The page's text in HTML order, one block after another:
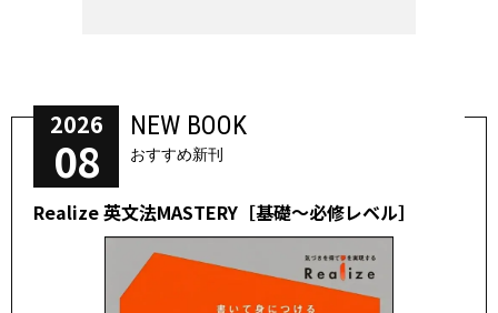
2026
08
NEW BOOK
おすすめ新刊
Realize 英文法MASTERY［基礎～必修レベル］